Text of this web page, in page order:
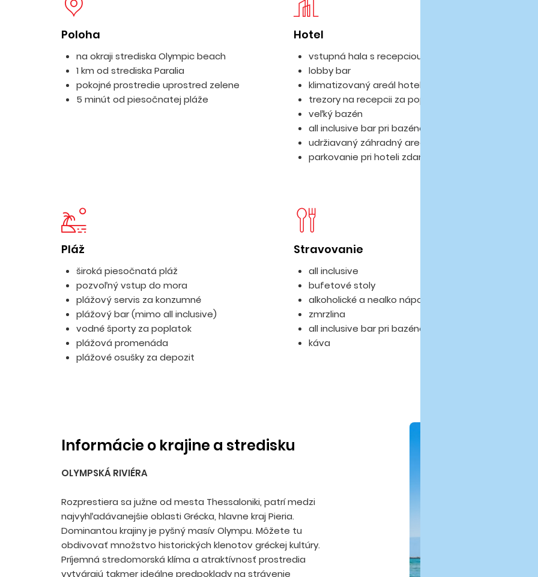
Poloha
na okraji strediska Olympic beach
1 km od strediska Paralia
pokojné prostredie uprostred zelene
5 minút od piesočnatej pláže
Hotel
vstupná hala s recepciou v hlavnej budove
lobby bar
klimatizovaný areál hotela
trezory na recepcii za poplatok
veľký bazén
all inclusive bar pri bazéne
udržiavaný záhradný areál
parkovanie pri hoteli zdarma
Pláž
široká piesočnatá pláž
pozvoľný vstup do mora
plážový servis za konzumné
plážový bar (mimo all inclusive)
vodné športy za poplatok
plážová promenáda
plážové osušky za depozit
Stravovanie
all inclusive
bufetové stoly
alkoholické a nealko nápoje miestnej výroby
zmrzlina
all inclusive bar pri bazéne
káva
Informácie o krajine a stredisku
OLYMPSKÁ RIVIÉRA
Rozprestiera sa južne od mesta Thessaloniki, patrí medzi
najvyhľadávanejšie oblasti Grécka, hlavne kraj Pieria.
Dominantou krajiny je pyšný masív Olympu. Môžete tu
obdivovať množstvo historických klenotov gréckej kultúry.
Príjemná stredomorská klíma a atraktívnosť prostredia
vytvárajú takmer ideálne predpoklady na strávenie